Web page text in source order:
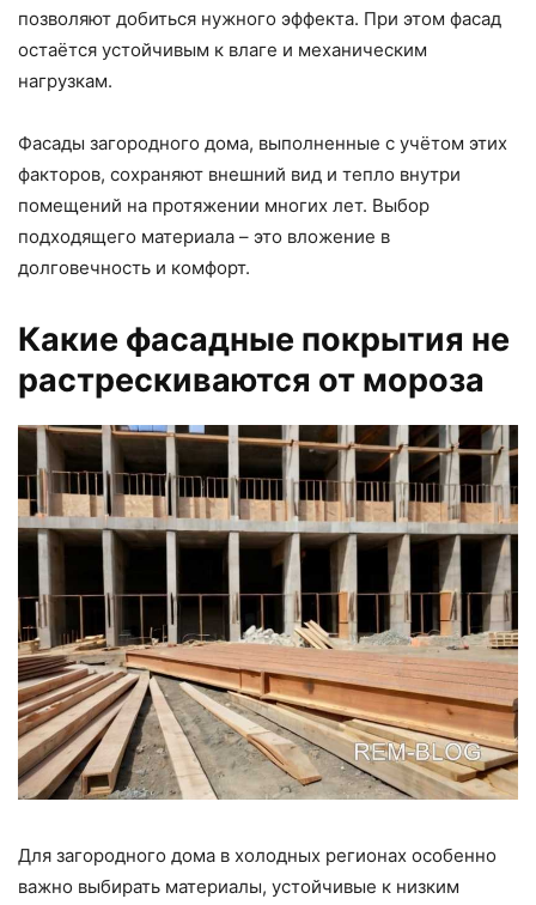
позволяют добиться нужного эффекта. При этом фасад
остаётся устойчивым к влаге и механическим
нагрузкам.
Фасады загородного дома, выполненные с учётом этих
факторов, сохраняют внешний вид и тепло внутри
помещений на протяжении многих лет. Выбор
подходящего материала – это вложение в
долговечность и комфорт.
Какие фасадные покрытия не
растрескиваются от мороза
Для загородного дома в холодных регионах особенно
важно выбирать материалы, устойчивые к низким